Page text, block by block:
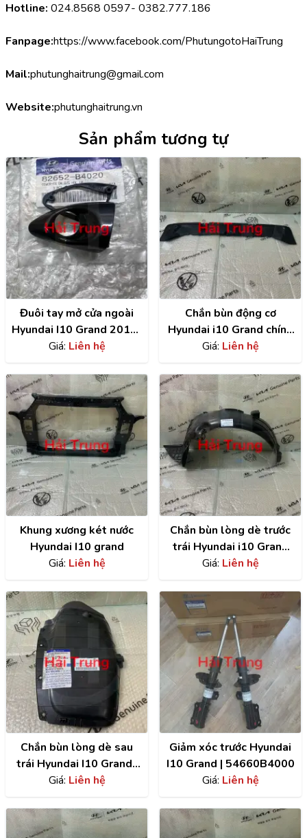
Hotline: 024.8568 0597- 0382.777.186
Fanpage:https://www.facebook.com/PhutungotoHaiTrung
Mail:phutunghaitrung@gmail.com
Website:phutunghaitrung.vn
Sản phẩm tương tự
Đuôi tay mở cửa ngoài
Hyundai I10 Grand 2014-
2020 chính hãng
Giá: Liên hệ
Chắn bùn động cơ
Hyundai i10 Grand chính
hãng | 29110B4000
Giá: Liên hệ
Khung xương két nước
Hyundai I10 grand
Giá: Liên hệ
Chắn bùn lòng dè trước
trái Hyundai i10 Grand
chính hãng |
Giá: Liên hệ
Chắn bùn lòng dè sau
trái Hyundai I10 Grand |
86821B4400
Giá: Liên hệ
Giảm xóc trước Hyundai
I10 Grand | 54660B4000
Giá: Liên hệ